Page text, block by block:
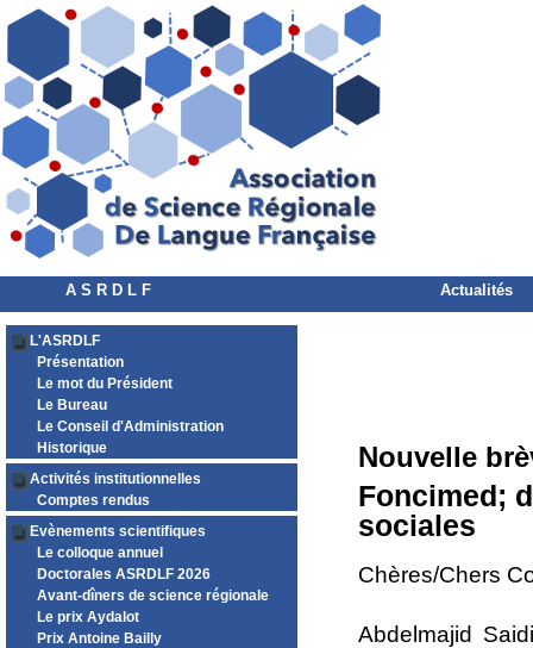
A S R D L F Actualités
L'ASRDLF
Présentation
Le mot du Président
Le Bureau
Le Conseil d'Administration
Historique
Activités institutionnelles
Comptes rendus
Evènements scientifiques
Le colloque annuel
Doctorales ASRDLF 2026
Avant-dîners de science régionale
Le prix Aydalot
Prix Antoine Bailly
Nouvelle
Foncimed;
sociales
Chères/Chers
Abdelmajid